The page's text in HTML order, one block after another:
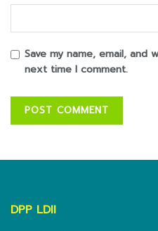
Save my name, email, and
next time I comment.
DPP LDII